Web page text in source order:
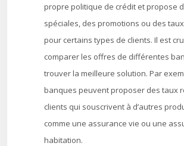
propre politique de crédit et propose
spéciales, des promotions ou des
pour certains types de clients. Il est
comparer les offres de différentes
trouver la meilleure solution. Par
banques peuvent proposer des taux
clients qui souscrivent à d’autres
comme une assurance vie ou une
habitation.